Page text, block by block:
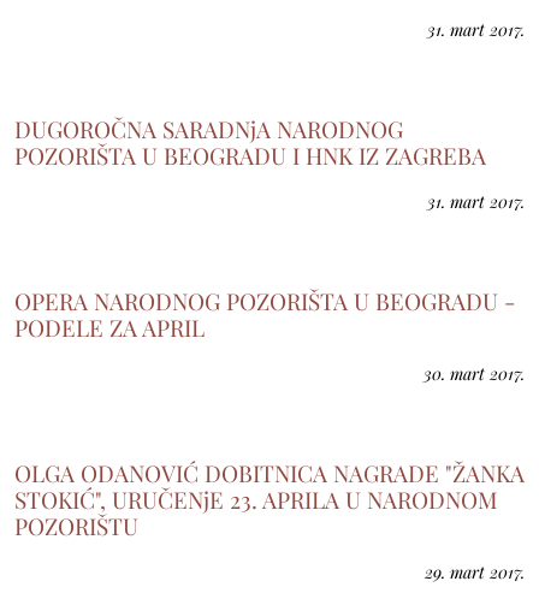
31. mart 2017.
DUGOROČNA SARADNjA NARODNOG
POZORIŠTA U BEOGRADU I HNK IZ ZAGREBA
31. mart 2017.
OPERA NARODNOG POZORIŠTA U BEOGRADU -
PODELE ZA APRIL
30. mart 2017.
OLGA ODANOVIĆ DOBITNICA NAGRADE "ŽANKA
STOKIĆ", URUČENjE 23. APRILA U NARODNOM
POZORIŠTU
29. mart 2017.